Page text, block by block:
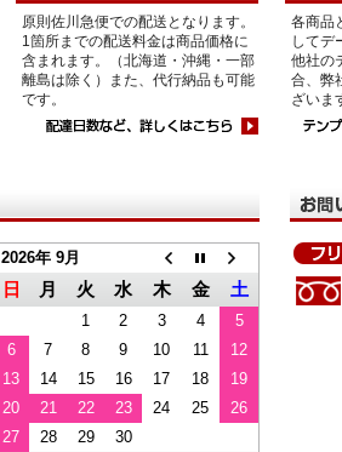
原則佐川急便での配送となります。
1箇所までの配送料金は商品価格に
含まれます。（北海道・沖縄・一部
離島は除く）また、代行納品も可能
です。
各商品
してデ
他社の
合、弊
ざいま
2026年 9月
日 月 火 水 木 金 土
1 2 3 4
5
6
7 8 9 10 11
12
13
14 15 16 17 18
19
20
21 22 23 24 25
26
27
28 29 30